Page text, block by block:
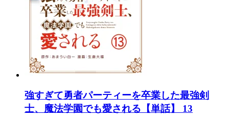
強すぎて勇者パーティーを卒業した最強剣
士、魔法学園でも愛される【単話】 13